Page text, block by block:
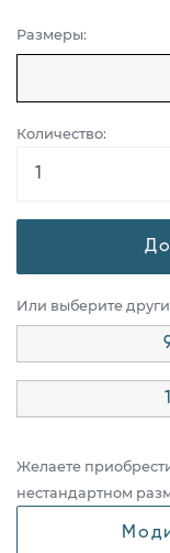
Размеры:
Количество:
Или выберите
Желаете
нестандартном